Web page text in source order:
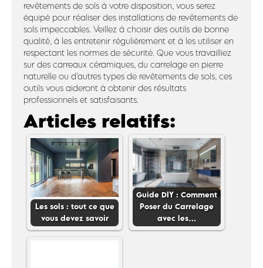
revêtements de sols à votre disposition, vous serez
équipé pour réaliser des installations de revêtements de
sols impeccables. Veillez à choisir des outils de bonne
qualité, à les entretenir régulièrement et à les utiliser en
respectant les normes de sécurité. Que vous travailliez
sur des carreaux céramiques, du carrelage en pierre
naturelle ou d’autres types de revêtements de sols, ces
outils vous aideront à obtenir des résultats
professionnels et satisfaisants.
Articles relatifs:
Les sols : tout ce que
vous devez savoir
Guide DIY : Comment
Poser du Carrelage
avec les…